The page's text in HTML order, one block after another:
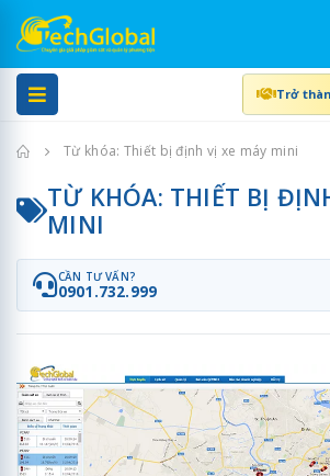
Trở
Trang chủTừ khóa: Thiết bị định vị xe máy mini
TỪ KHÓA: THIẾT BỊ
MINI
CẦN TƯ VẤN?
0901.732.999